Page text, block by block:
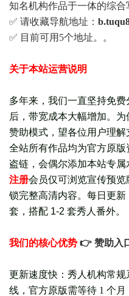
知名机构作品于一体的综合
✅ 请收藏导航地址：
✅ 目前可用5个地址。。
关于本站运营说明
多年来，我们一直坚持免
后，带宽成本大幅增加。
赞助模式，望各位用户理解
全站所有作品均为官方原
盗链，会偶尔添加本站专属
注册会员仅可浏览宣传预览
锁完整高清内容。每日更新
套， 搭配 1-2 套秀人番外。
我们的核心优势 👉 赞助入
更新速度快：秀人机构常规
线，官方原版需等待 1 个